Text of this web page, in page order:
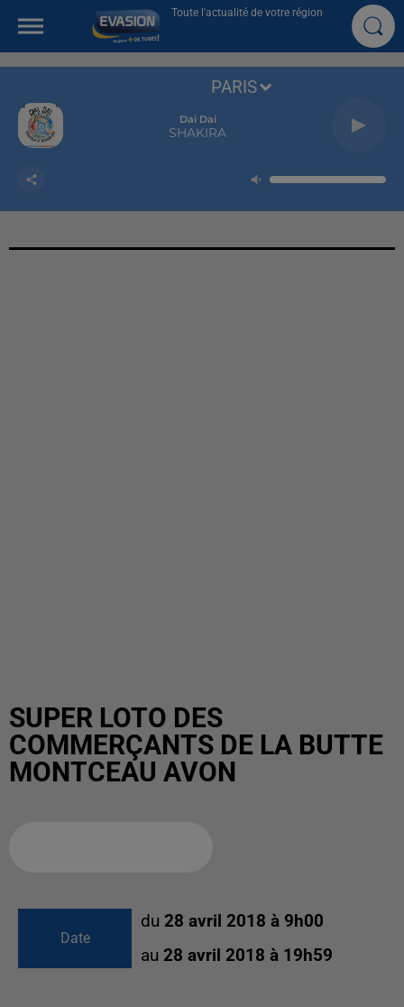
Toute l'actualité de votre région
Dai Dai
SHAKIRA
PARIS
SUPER LOTO DES
COMMERÇANTS DE LA BUTTE
MONTCEAU AVON
Date
du 28 avril 2018 à 9h00
au 28 avril 2018 à 19h59